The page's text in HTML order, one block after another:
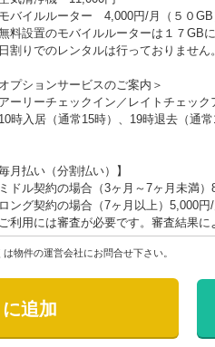
モバイルルーター 4,000円/月（５０
料設置のモバイルルーターは１７GB
割りでのレンタルは行っておりません
プションサービスのご案内＞
アーリーチェックイン／レイトチェッ
時入居（通常15時）、19時退去（通常
毎月払い（分割払い）】
ミドル契約の場合（3ヶ月～7ヶ月未満）
ロング契約の場合（7ヶ月以上）5,000円/
利用には審査が必要です。審査結果に
物件の運営会社にお問合せ下さい。
追加